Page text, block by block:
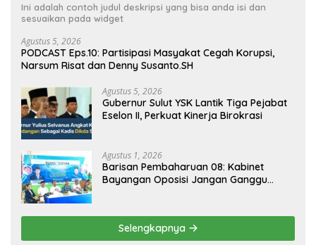
Ini adalah contoh judul deskripsi yang bisa anda isi dan
sesuaikan pada widget
Agustus 5, 2026
PODCAST Eps.10: Partisipasi Masyakat Cegah Korupsi,
Narsum Risat dan Denny Susanto.SH
Agustus 5, 2026
Gubernur Sulut YSK Lantik Tiga Pejabat
Eselon II, Perkuat Kinerja Birokrasi
Agustus 1, 2026
Barisan Pembaharuan 08: Kabinet
Bayangan Oposisi Jangan Ganggu
Selengkapnya